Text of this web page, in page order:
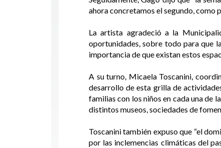
ahora concretamos el segundo, como
La artista agradeció a la
oportunidades, sobre todo para que
importancia de que existan estos
A su turno, Micaela Toscanini,
desarrollo de esta grilla de
familias con los niños en cada una de
distintos museos, sociedades de
Toscanini también expuso que “el
por las inclemencias climáticas del